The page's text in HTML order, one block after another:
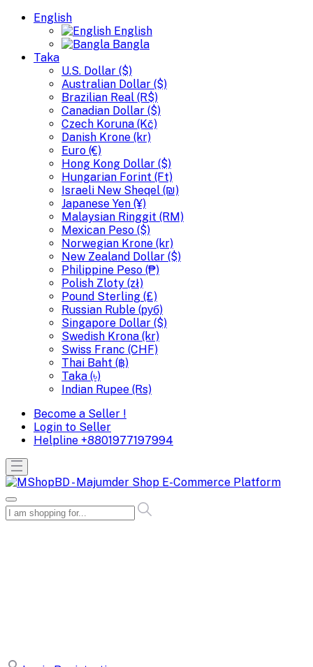
English
English
Bangla
Taka
U.S. Dollar ($)
Australian Dollar ($)
Brazilian Real (R$)
Canadian Dollar ($)
Czech Koruna (Kč)
Danish Krone (kr)
Euro (€)
Hong Kong Dollar ($)
Hungarian Forint (Ft)
Israeli New Sheqel (₪)
Japanese Yen (¥)
Malaysian Ringgit (RM)
Mexican Peso ($)
Norwegian Krone (kr)
New Zealand Dollar ($)
Philippine Peso (₱)
Polish Zloty (zł)
Pound Sterling (£)
Russian Ruble (руб)
Singapore Dollar ($)
Swedish Krona (kr)
Swiss Franc (CHF)
Thai Baht (฿)
Taka (৳)
Indian Rupee (Rs)
Become a Seller !
Login to Seller
Helpline +8801977197994